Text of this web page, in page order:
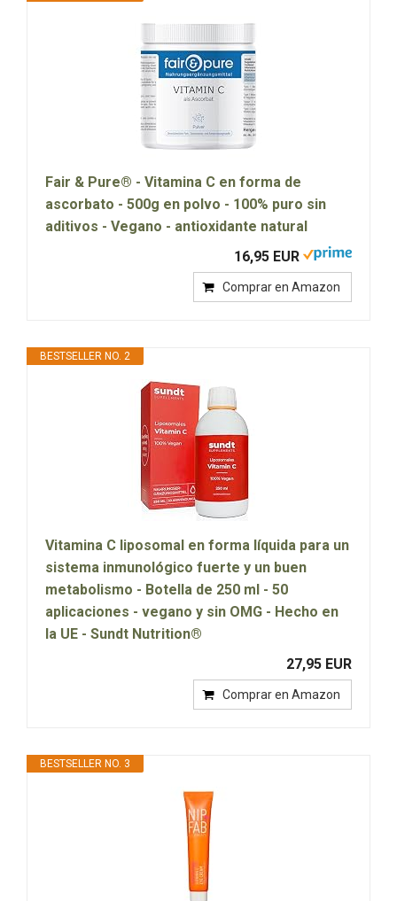
Fair & Pure® - Vitamina C en forma de
ascorbato - 500g en polvo - 100% puro sin
aditivos - Vegano - antioxidante natural
16,95 EUR
Comprar en Amazon
BESTSELLER NO. 2
Vitamina C liposomal en forma líquida para un
sistema inmunológico fuerte y un buen
metabolismo - Botella de 250 ml - 50
aplicaciones - vegano y sin OMG - Hecho en
la UE - Sundt Nutrition®
27,95 EUR
Comprar en Amazon
BESTSELLER NO. 3